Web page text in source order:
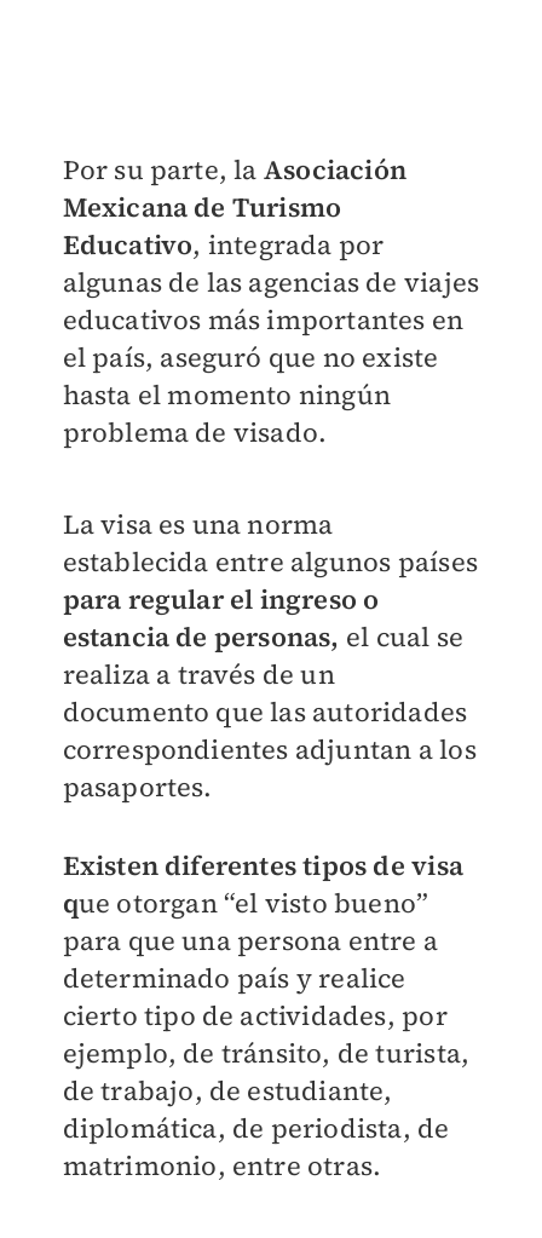
Por su parte, la Asociación
Mexicana de Turismo
Educativo, integrada por
algunas de las agencias de viajes
educativos más importantes en
el país, aseguró que no existe
hasta el momento ningún
problema de visado.
La visa es una norma
establecida entre algunos países
para regular el ingreso o
estancia de personas, el cual se
realiza a través de un
documento que las autoridades
correspondientes adjuntan a los
pasaportes.
Existen diferentes tipos de visa
que otorgan “el visto bueno”
para que una persona entre a
determinado país y realice
cierto tipo de actividades, por
ejemplo, de tránsito, de turista,
de trabajo, de estudiante,
diplomática, de periodista, de
matrimonio, entre otras.